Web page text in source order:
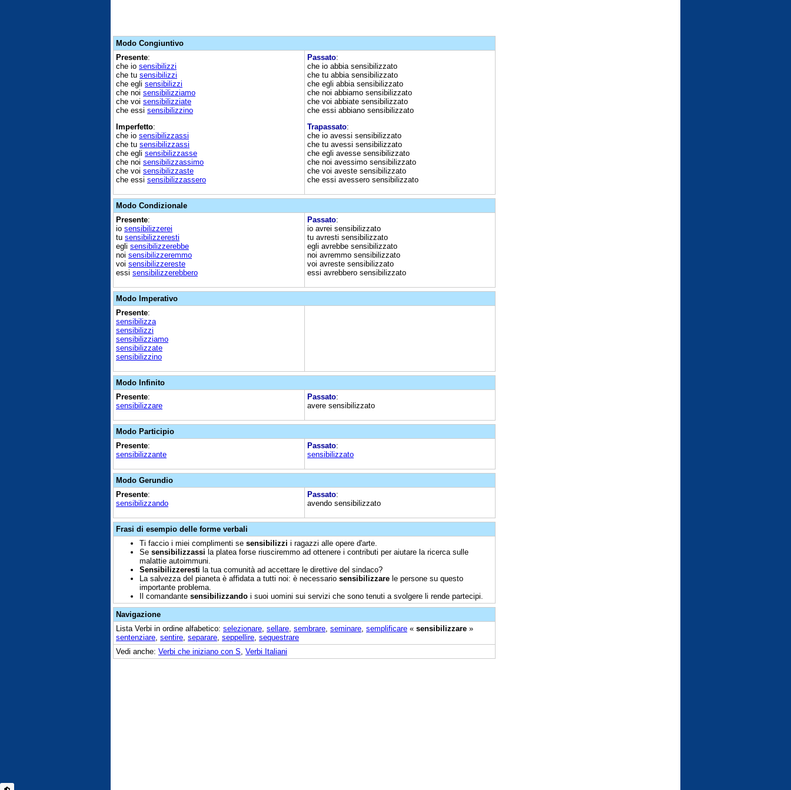
Modo Congiuntivo
Presente:
che io sensibilizzi
che tu sensibilizzi
che egli sensibilizzi
che noi sensibilizziamo
che voi sensibilizziate
che essi sensibilizzino
Imperfetto:
che io sensibilizzassi
che tu sensibilizzassi
che egli sensibilizzasse
che noi sensibilizzassimo
che voi sensibilizzaste
che essi sensibilizzassero
Passato:
che io abbia sensibilizzato
che tu abbia sensibilizzato
che egli abbia sensibilizzato
che noi abbiamo sensibilizzato
che voi abbiate sensibilizzato
che essi abbiano sensibilizzato
Trapassato:
che io avessi sensibilizzato
che tu avessi sensibilizzato
che egli avesse sensibilizzato
che noi avessimo sensibilizzato
che voi aveste sensibilizzato
che essi avessero sensibilizzato
Modo Condizionale
Presente:
io sensibilizzerei
tu sensibilizzeresti
egli sensibilizzerebbe
noi sensibilizzeremmo
voi sensibilizzereste
essi sensibilizzerebbero
Passato:
io avrei sensibilizzato
tu avresti sensibilizzato
egli avrebbe sensibilizzato
noi avremmo sensibilizzato
voi avreste sensibilizzato
essi avrebbero sensibilizzato
Modo Imperativo
Presente:
sensibilizza
sensibilizzi
sensibilizziamo
sensibilizzate
sensibilizzino
Modo Infinito
Presente:
sensibilizzare
Passato:
avere sensibilizzato
Modo Participio
Presente:
sensibilizzante
Passato:
sensibilizzato
Modo Gerundio
Presente:
sensibilizzando
Passato:
avendo sensibilizzato
Frasi di esempio delle forme verbali
Ti faccio i miei complimenti se sensibilizzi i ragazzi alle opere d'arte.
Se sensibilizzassi la platea forse riusciremmo ad ottenere i contributi per aiutare la ricerca sulle
malattie autoimmuni.
Sensibilizzeresti la tua comunità ad accettare le direttive del sindaco?
La salvezza del pianeta è affidata a tutti noi: è necessario sensibilizzare le persone su questo
importante problema.
Il comandante sensibilizzando i suoi uomini sui servizi che sono tenuti a svolgere li rende partecipi.
Navigazione
Lista Verbi in ordine alfabetico: selezionare sellare sembrare seminare semplificare « sensibilizzare »
sentenziare sentire separare seppellire sequestrare
Vedi anche: Verbi che iniziano con S Verbi Italiani